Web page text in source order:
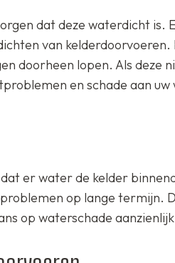
dat deze waterdicht is.
van kelderdoorvoeren.
doorheen lopen. Als deze
en schade aan uw
er water de kelder
op lange termijn.
op waterschade